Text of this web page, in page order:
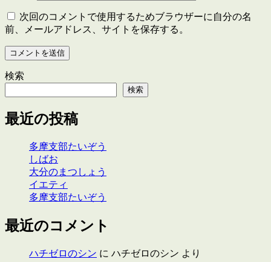
次回のコメントで使用するためブラウザーに自分の名
前、メールアドレス、サイトを保存する。
検索
検索
最近の投稿
多摩支部たいぞう
しばお
大分のまつしょう
イエティ
多摩支部たいぞう
最近のコメント
ハチゼロのシン に ハチゼロのシン より